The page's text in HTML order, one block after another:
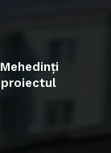
proiectul